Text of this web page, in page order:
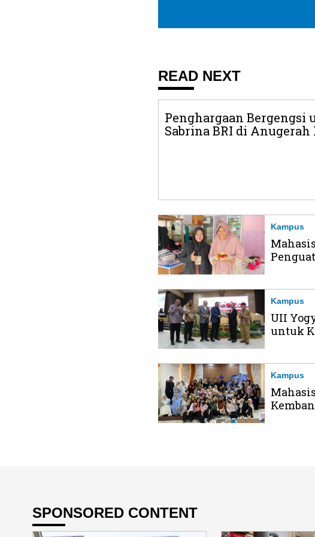
READ NEXT
Penghargaan Bergengsi
Sabrina BRI di Anugerah
Kampus
Kampus
UII
untuk
Kampus
SPONSORED CONTENT